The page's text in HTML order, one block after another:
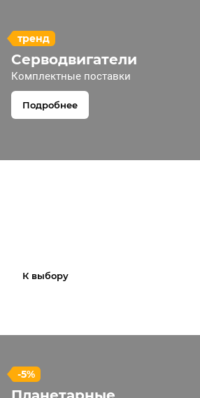
тренд
Серводвигатели
Комплектные поставки
Подробнее
К выбору
-5%